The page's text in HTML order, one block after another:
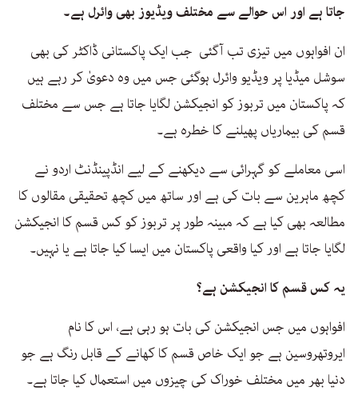
جاتا ہے اور اس حوالے سے مختلف ویڈیوز بھی وائرل ہے۔
ان افواہوں میں تیزی تب آگئی جب ایک پاکستانی ڈاکٹر کی بھی
سوشل میڈیا پر ویڈیو وائرل ہوگئی جس میں وہ دعویٰ کر رہے ہیں
کہ پاکستان میں تربوز کو انجیکشن لگایا جاتا ہے جس سے مختلف
قسم کی بیماریاں پھیلنے کا خطرہ ہے۔
اسی معاملے کو گہرائی سے دیکھنے کے لیے انڈپینڈنٹ اردو نے
کچھ ماہرین سے بات کی ہے اور ساتھ میں کچھ تحقیقی مقالوں کا
مطالعہ بھی کیا ہے کہ مبینہ طور پر تربوز کو کس قسم کا انجیکشن
لگایا جاتا ہے اور کیا واقعی پاکستان میں ایسا کیا جاتا ہے یا نہیں۔
یہ کس قسم کا انجیکشن ہے؟
افواہوں میں جس انجیکشن کی بات ہو رہی ہے، اس کا نام
ایروتھروسین ہے جو ایک خاص قسم کا کھانے کے قابل رنگ ہے جو
دنیا بھر میں مختلف خوراک کی چیزوں میں استعمال کیا جاتا ہے۔